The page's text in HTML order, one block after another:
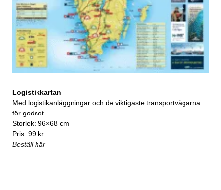
Logistikkartan
Med logistikanläggningar och de viktigaste transportvägarna
för godset.
Storlek: 96×68 cm
Pris: 99 kr.
Beställ här